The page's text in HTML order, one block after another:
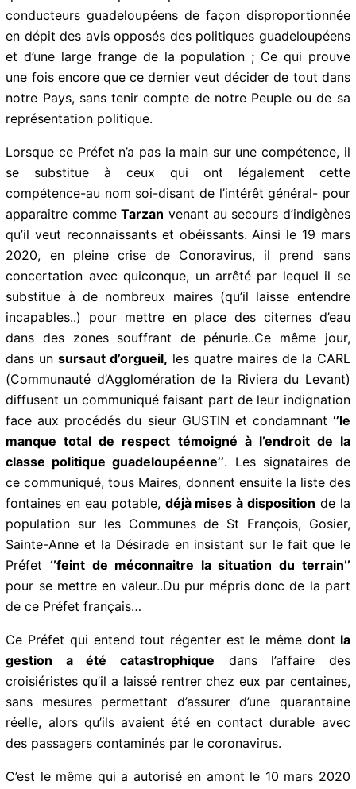
Nous n’insisterons pas sur l’épisode de Radars
Tourelles qui ont été imposés par ce même Préfet aux
conducteurs guadeloupéens de façon
disproportionnée en dépit des avis opposés des
politiques guadeloupéens et d’une large frange de la
population ; Ce qui prouve une fois encore que ce
dernier veut décider de tout dans notre Pays, sans
tenir compte de notre Peuple ou de sa représentation
politique.
Lorsque ce Préfet n’a pas la main sur une compétence,
il se substitue à ceux qui ont légalement cette
compétence-au nom soi-disant de l’intérêt général-
pour apparaitre commeTarzan venant au secours
d’indigènes qu’il veut reconnaissants et obéissants.
Ainsi le 19 mars 2020, en pleine crise de Conoravirus,
il prend sans concertation avec quiconque, un arrêté
par lequel il se substitue à de nombreux maires (qu’il
laisse entendre incapables..) pour mettre en place des
citernes d’eau dans des zones souffrant de pénurie..Ce
même jour, dans unsursaut d’orgueil,les quatre
maires de la CARL (Communauté d’Agglomération de
la Riviera du Levant) diffusent un communiqué faisant
part de leur indignation face aux procédés du sieur
GUSTIN et condamnant‘’le manque total de respect
témoigné à l’endroit de la classe politique
guadeloupéenne’’. Les signataires de ce communiqué,
tous Maires, donnent ensuite la liste des fontaines en
eau potable,déjà mises à dispositionde la population
sur les Communes de St François, Gosier, Sainte-Anne
et la Désirade en insistant sur le fait que le Préfet
‘’feint de méconnaitre la situation du terrain’’pour se
mettre en valeur..Du pur mépris donc de la part de ce
Préfet français…
Ce Préfet qui entend tout régenter est le même dontla
gestion a été catastrophiquedans l’affaire des
croisiéristes qu’il a laissé rentrer chez eux par